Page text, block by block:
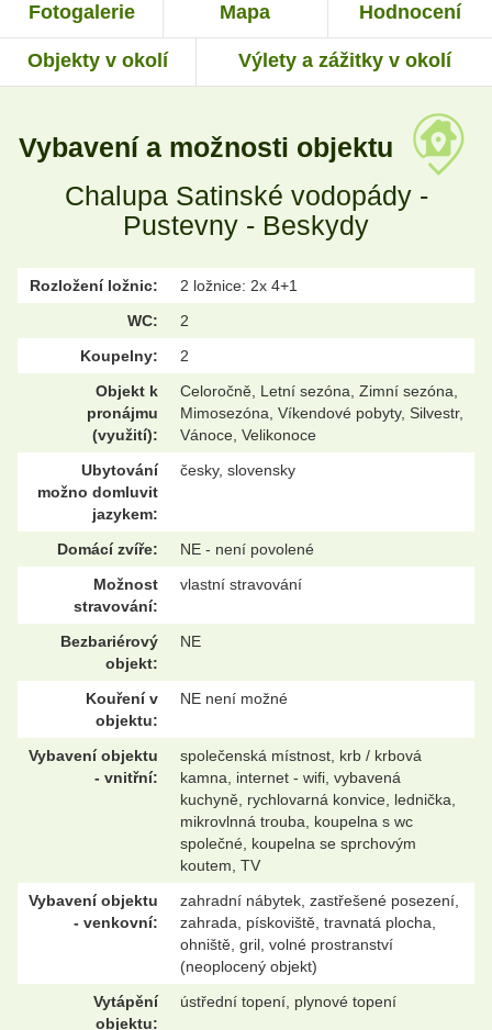
Fotogalerie Mapa Hodnocení
Objekty v okolí Výlety a zážitky v okolí
Vybavení a možnosti objektu
Chalupa Satinské vodopády -
Pustevny - Beskydy
Rozložení ložnic:
2 ložnice: 2x 4+1
WC:
2
Koupelny:
2
Objekt k
pronájmu
(využití):
Celoročně, Letní sezóna, Zimní sezóna,
Mimosezóna, Víkendové pobyty, Silvestr,
Vánoce, Velikonoce
Ubytování
možno domluvit
jazykem:
česky, slovensky
Domácí zvíře:
NE - není povolené
Možnost
stravování:
vlastní stravování
Bezbariérový
objekt:
NE
Kouření v
objektu:
NE není možné
Vybavení objektu
- vnitřní:
společenská místnost, krb / krbová
kamna, internet - wifi, vybavená
kuchyně, rychlovarná konvice, lednička,
mikrovlnná trouba, koupelna s wc
společné, koupelna se sprchovým
koutem, TV
Vybavení objektu
- venkovní:
zahradní nábytek, zastřešené posezení,
zahrada, pískoviště, travnatá plocha,
ohniště, gril, volné prostranství
(neoplocený objekt)
Vytápění
objektu:
ústřední topení, plynové topení